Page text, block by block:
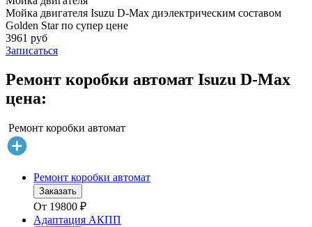
Мойка двигателя Isuzu D-Max диэлектрическим составом
Golden Star по супер цене
3961 руб
Записаться
Ремонт коробки автомат Isuzu D-Max
цена:
Ремонт коробки автомат
Ремонт коробки автомат
Заказать
От 19800 ₽
Адаптация АКПП